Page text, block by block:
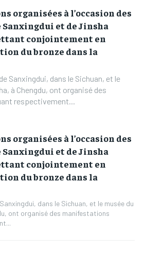
organisées à l’occasion des
et de Jinsha
conjointement en
du bronze dans la
Sanxingdui, dans le Sichuan, et le
à Chengdu, ont organisé des
respectivement...
organisées à l’occasion des
et de Jinsha
conjointement en
du bronze dans la
dans le Sichuan, et le musée du
ont organisé des manifestations